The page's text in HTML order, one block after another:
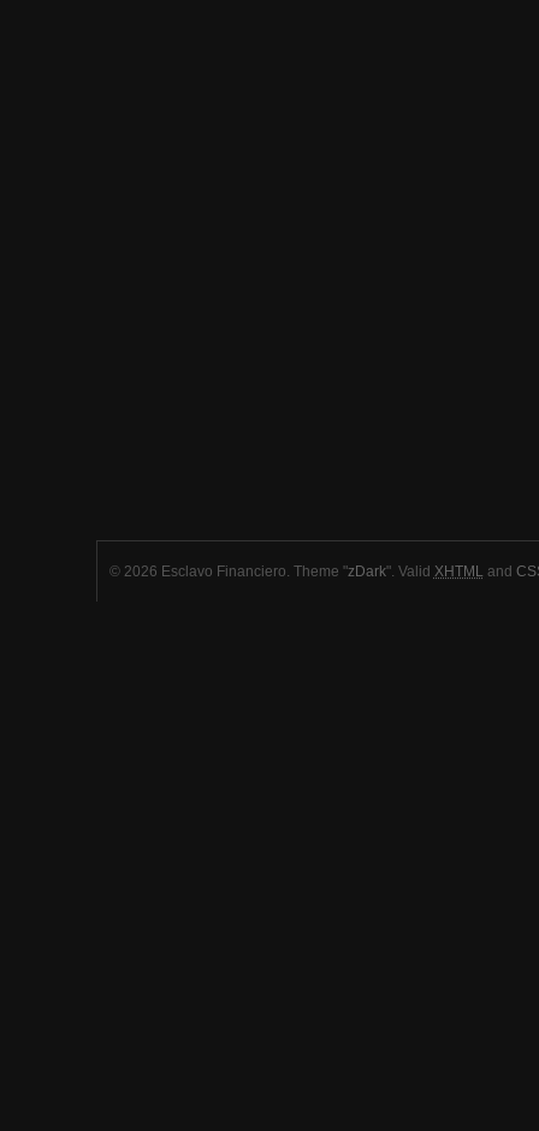
© 2026 Esclavo Financiero. Theme "zDark". Valid XHTML and